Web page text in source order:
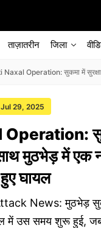
ताज़ातरीन जिला
Naxal Operation: सुकमा में
29, 2025
मुठभेड़ में एक
घायल
News: मुठभेड़
में उस समय शुरू हुई, जब